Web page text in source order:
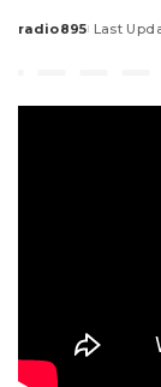
Posted
radio895 Last